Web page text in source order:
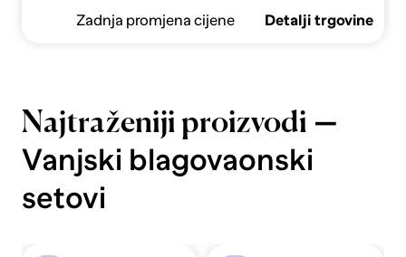
Zadnja promjena cijene Detalji trgovine
Najtraženiji proizvodi —
Vanjski blagovaonski
setovi